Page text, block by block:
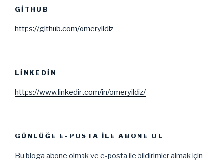
GITHUB
https://github.com/omeryildiz
LINKEDIN
https://www.linkedin.com/in/omeryildiz/
GÜNLÜĞE E-POSTA ILE ABONE OL
Bu bloga abone olmak ve e-posta ile bildirimler almak için